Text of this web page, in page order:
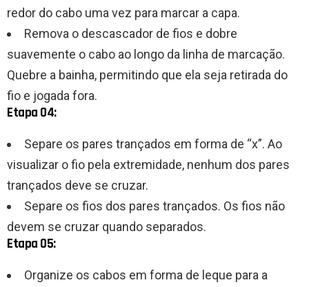
redor do cabo uma vez para marcar a capa.
Remova o descascador de fios e dobre
suavemente o cabo ao longo da linha de marcação.
Quebre a bainha, permitindo que ela seja retirada do
fio e jogada fora.
Etapa 04:
Separe os pares trançados em forma de “x”. Ao
visualizar o fio pela extremidade, nenhum dos pares
trançados deve se cruzar.
Separe os fios dos pares trançados. Os fios não
devem se cruzar quando separados.
Etapa 05:
Organize os cabos em forma de leque para a